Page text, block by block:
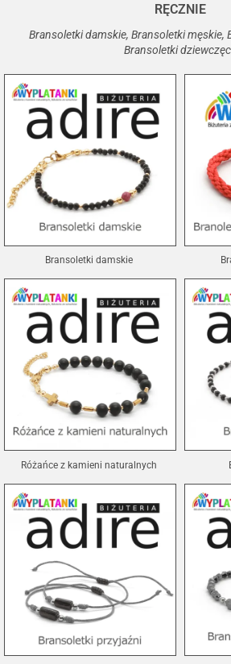
RĘCZNIE
Bransoletki damskie, Bransoletki męskie,
Bransoletki
Bransoletki damskie
Różańce z kamieni naturalnych